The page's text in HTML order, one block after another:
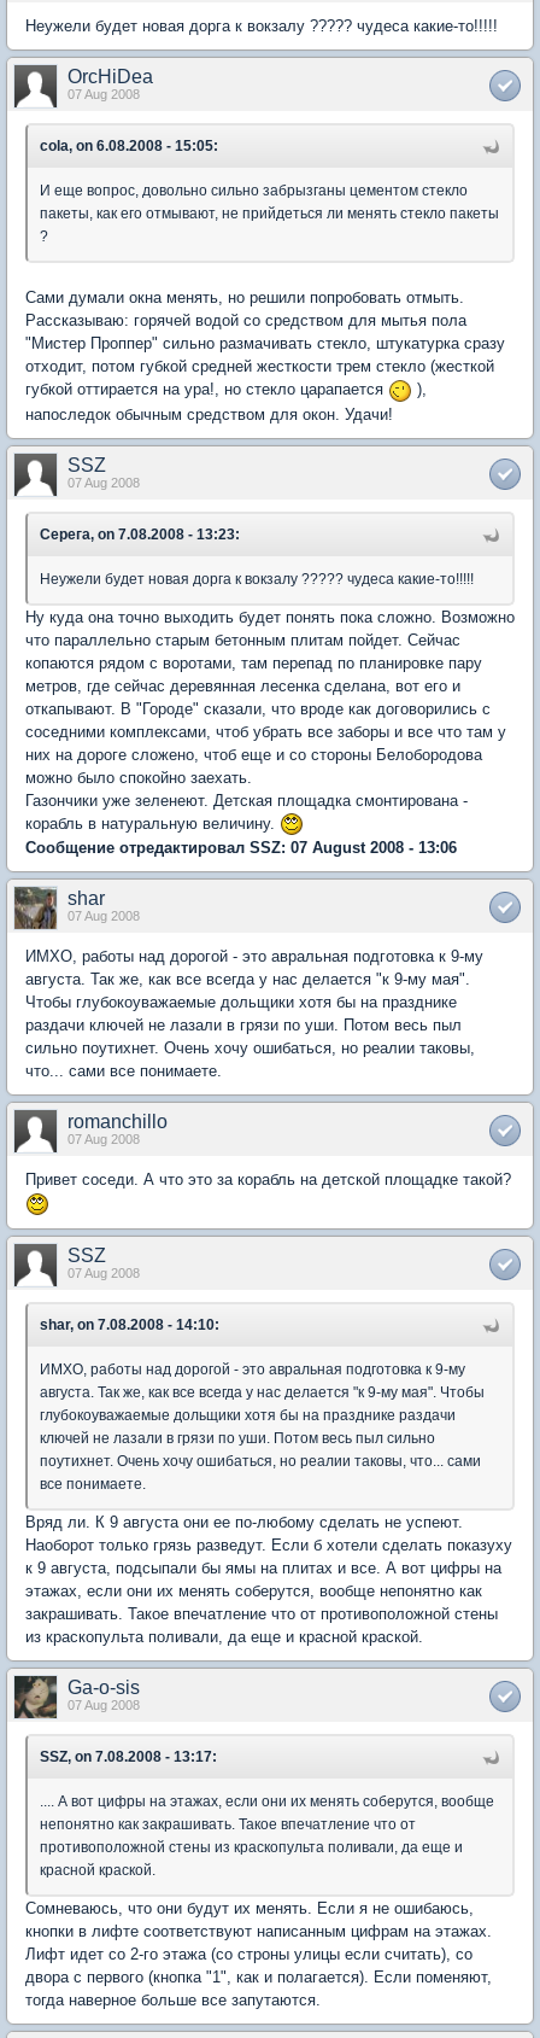
Неужели будет новая дорга к вокзалу ????? чудеса какие-то!!!!!
OrcHiDea
07 Aug 2008
cola, on 6.08.2008 - 15:05:
И еще вопрос, довольно сильно забрызганы цементом стекло
пакеты, как его отмывают, не прийдеться ли менять стекло пакеты
?
Сами думали окна менять, но решили попробовать отмыть.
Рассказываю: горячей водой со средством для мытья пола
"Мистер Проппер" сильно размачивать стекло, штукатурка сразу
отходит, потом губкой средней жесткости трем стекло (жесткой
губкой оттирается на ура!, но стекло царапается
),
напоследок обычным средством для окон. Удачи!
SSZ
07 Aug 2008
Серега, on 7.08.2008 - 13:23:
Неужели будет новая дорга к вокзалу ????? чудеса какие-то!!!!!
Ну куда она точно выходить будет понять пока сложно. Возможно
что параллельно старым бетонным плитам пойдет. Сейчас
копаются рядом с воротами, там перепад по планировке пару
метров, где сейчас деревянная лесенка сделана, вот его и
откапывают. В "Городе" сказали, что вроде как договорились с
соседними комплексами, чтоб убрать все заборы и все что там у
них на дороге сложено, чтоб еще и со стороны Белобородова
можно было спокойно заехать.
Газончики уже зеленеют. Детская площадка смонтирована -
корабль в натуральную величину.
Сообщение отредактировал SSZ: 07 August 2008 - 13:06
shar
07 Aug 2008
ИМХО, работы над дорогой - это авральная подготовка к 9-му
августа. Так же, как все всегда у нас делается "к 9-му мая".
Чтобы глубокоуважаемые дольщики хотя бы на празднике
раздачи ключей не лазали в грязи по уши. Потом весь пыл
сильно поутихнет. Очень хочу ошибаться, но реалии таковы,
что... сами все понимаете.
romanchillo
07 Aug 2008
Привет соседи. А что это за корабль на детской площадке такой?
SSZ
07 Aug 2008
shar, on 7.08.2008 - 14:10:
ИМХО, работы над дорогой - это авральная подготовка к 9-му
августа. Так же, как все всегда у нас делается "к 9-му мая". Чтобы
глубокоуважаемые дольщики хотя бы на празднике раздачи
ключей не лазали в грязи по уши. Потом весь пыл сильно
поутихнет. Очень хочу ошибаться, но реалии таковы, что... сами
все понимаете.
Вряд ли. К 9 августа они ее по-любому сделать не успеют.
Наоборот только грязь разведут. Если б хотели сделать показуху
к 9 августа, подсыпали бы ямы на плитах и все. А вот цифры на
этажах, если они их менять соберутся, вообще непонятно как
закрашивать. Такое впечатление что от противоположной стены
из краскопульта поливали, да еще и красной краской.
Ga-o-sis
07 Aug 2008
SSZ, on 7.08.2008 - 13:17:
.... А вот цифры на этажах, если они их менять соберутся, вообще
непонятно как закрашивать. Такое впечатление что от
противоположной стены из краскопульта поливали, да еще и
красной краской.
Сомневаюсь, что они будут их менять. Если я не ошибаюсь,
кнопки в лифте соответствуют написанным цифрам на этажах.
Лифт идет со 2-го этажа (со строны улицы если считать), со
двора с первого (кнопка "1", как и полагается). Если поменяют,
тогда наверное больше все запутаются.